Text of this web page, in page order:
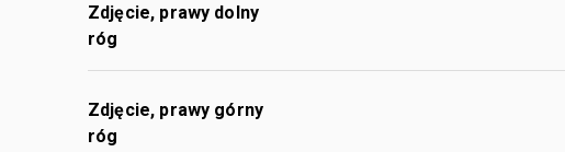
Zdjęcie, prawy dolny
róg
Zdjęcie, prawy górny
róg